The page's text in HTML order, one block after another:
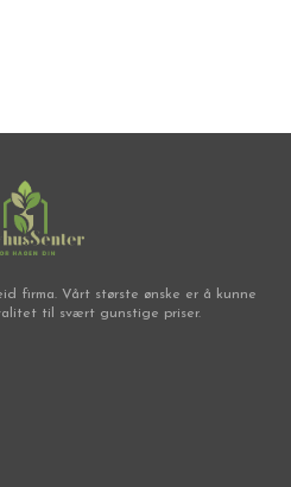
firma. Vårt største ønske er å kunne
til svært gunstige priser.